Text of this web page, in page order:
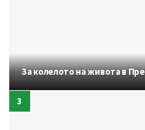
За колелото на живота в